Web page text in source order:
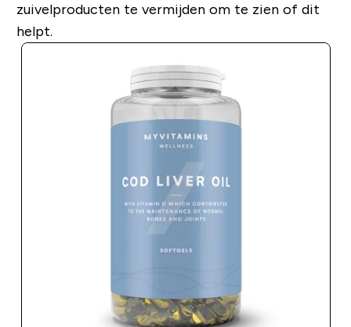
zuivelproducten te vermijden om te zien of dit
helpt.